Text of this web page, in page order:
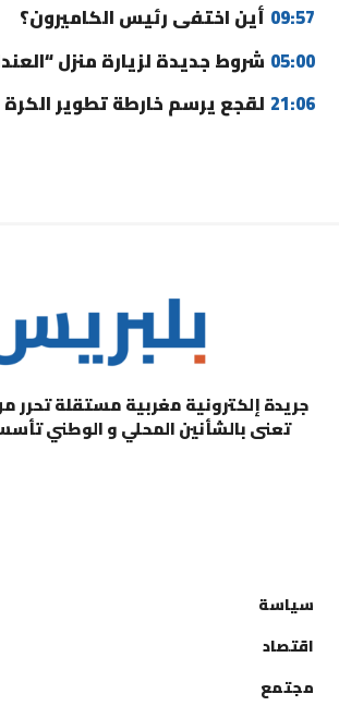
09:57 أين اختفى رئيس الكاميرون؟
05:00 شروط جديدة لزيارة منزل
21:06 لقجع يرسم خارطة تطوير
جريدة إلكترونية مغربية مستقلة تحرر
تعنى بالشأنين المحلي و الوطني تأسست
سياسة
اقتصاد
مجتمع